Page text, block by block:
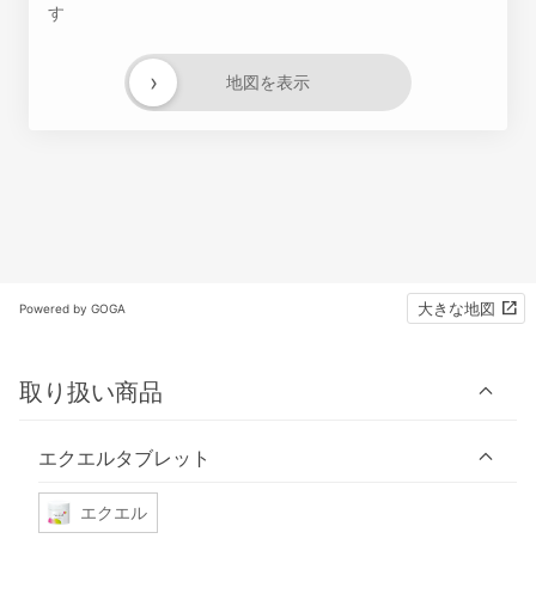
す
地図を表示
›
Powered by GOGA 大きな地図
取り扱い商品
エクエルタブレット
エクエル